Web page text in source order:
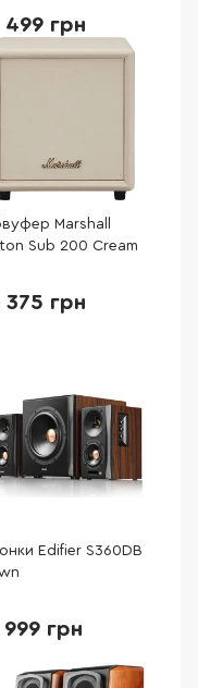
499 грн
Marshall
Sub 200 Cream
375 грн
Edifier S360DB
грн